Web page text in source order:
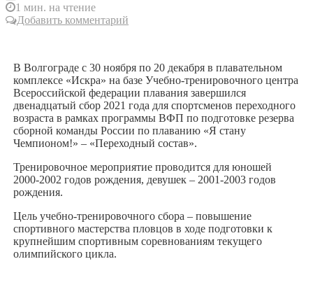
1 мин. на чтение
Добавить комментарий
В Волгограде с 30 ноября по 20 декабря в плавательном
комплексе «Искра» на базе Учебно-тренировочного центра
Всероссийской федерации плавания завершился
двенадцатый сбор 2021 года для спортсменов переходного
возраста в рамках программы ВФП по подготовке резерва
сборной команды России по плаванию «Я стану
Чемпионом!» – «Переходный состав».
Тренировочное мероприятие проводится для юношей
2000-2002 годов рождения, девушек – 2001-2003 годов
рождения.
Цель учебно-тренировочного сбора – повышение
спортивного мастерства пловцов в ходе подготовки к
крупнейшим спортивным соревнованиям текущего
олимпийского цикла.